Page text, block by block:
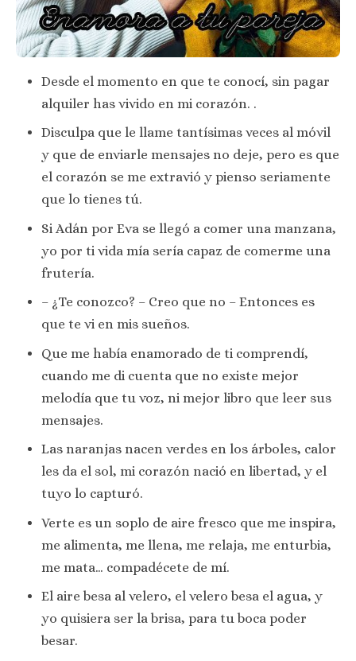
Desde el momento en que te conocí, sin pagar
alquiler has vivido en mi corazón. .
Disculpa que le llame tantísimas veces al móvil
y que de enviarle mensajes no deje, pero es que
el corazón se me extravió y pienso seriamente
que lo tienes tú.
Si Adán por Eva se llegó a comer una manzana,
yo por ti vida mía sería capaz de comerme una
frutería.
– ¿Te conozco? – Creo que no – Entonces es
que te vi en mis sueños.
Que me había enamorado de ti comprendí,
cuando me di cuenta que no existe mejor
melodía que tu voz, ni mejor libro que leer sus
mensajes.
Las naranjas nacen verdes en los árboles, calor
les da el sol, mi corazón nació en libertad, y el
tuyo lo capturó.
Verte es un soplo de aire fresco que me inspira,
me alimenta, me llena, me relaja, me enturbia,
me mata… compadécete de mí.
El aire besa al velero, el velero besa el agua, y
yo quisiera ser la brisa, para tu boca poder
besar.